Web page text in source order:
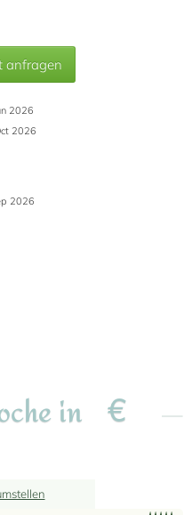
anfragen
2026
2026
2026
in €